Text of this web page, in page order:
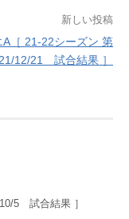
新しい投稿
A［ 21-22シーズン 第
12/21 試合結果 ］
5 試合結果 ］